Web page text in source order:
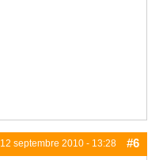
12 septembre 2010 - 13:28 #6